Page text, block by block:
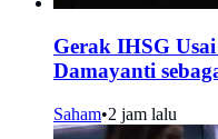
Gerak IHSG
Damayanti
Saham•2 jam lalu